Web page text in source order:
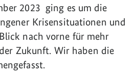
2023 ging es um die
Krisensituationen und
nach vorne für mehr
Zukunft. Wir haben die